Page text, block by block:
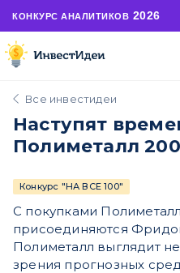
КОНКУРС АНАЛИТИКОВ 2026
Все инвестидеи
Наступят
Полиметалл
Конкурс "НА ВСЕ 100"
С покупками
присоединяются
Полиметалл выглядит
зрения прогнозных